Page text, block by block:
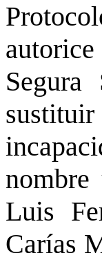
Luis
Carías